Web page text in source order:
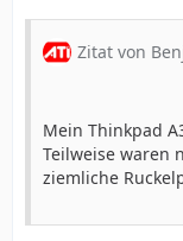
Zitat von
Mein Thinkpad
Teilweise waren
ziemliche